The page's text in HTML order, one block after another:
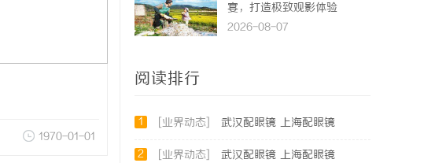
1970-01-01
宴，打造极致观影体验
2026-08-07
阅读排行
1 [业界动态] 武汉配眼镜 上海配眼镜
2 [业界动态] 武汉配眼镜 上海配眼镜